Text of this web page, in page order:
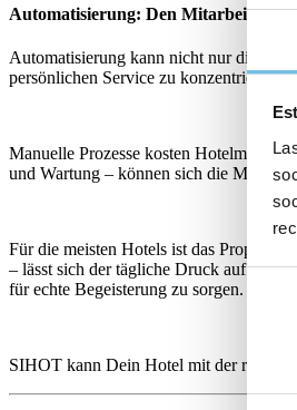
Automatisierung: Den
Automatisierung kann nicht nur die
persönlichen Service zu konzentrieren
Manuelle Prozesse kosten
und Wartung – können sich die
Für die meisten Hotels ist das Property
– lässt sich der tägliche Druck auf das
für echte Begeisterung zu sorgen.
SIHOT kann Dein Hotel mit der